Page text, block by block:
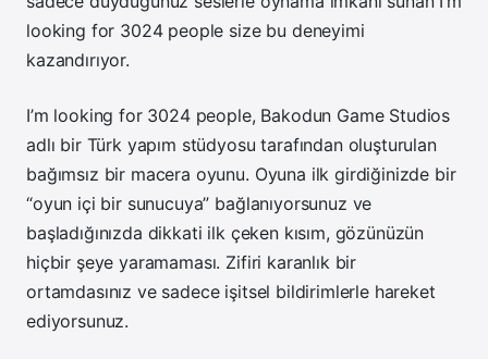
looking for 3024 people size bu deneyimi
kazandırıyor.
I’m looking for 3024 people, Bakodun Game Studios
adlı bir Türk yapım stüdyosu tarafından oluşturulan
bağımsız bir macera oyunu. Oyuna ilk girdiğinizde bir
“oyun içi bir sunucuya” bağlanıyorsunuz ve
başladığınızda dikkati ilk çeken kısım, gözünüzün
hiçbir şeye yaramaması. Zifiri karanlık bir
ortamdasınız ve sadece işitsel bildirimlerle hareket
ediyorsunuz.